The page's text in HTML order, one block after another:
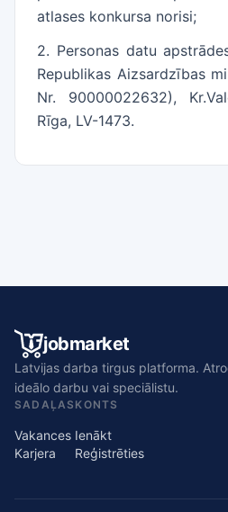
atlases konkursa norisi;
2. Personas datu
Republikas Aizsardzības
Nr. 90000022632),
Rīga, LV-1473.
jobmarket
Latvijas darba tirgus platforma.
ideālo darbu vai speciālistu.
SADAĻAS
Vakances
Karjera
KONTS
Ienākt
Reģistrēties